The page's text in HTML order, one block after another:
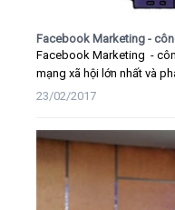
Facebook Marketing -
Facebook Marketing -
mạng xã hội lớn nhất và
23/02/2017